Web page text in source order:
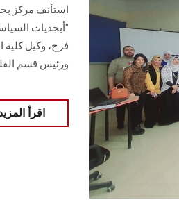
استأنف مركز
"أبجديات
فرج، وكيل
ورئيس قسم
اقرأ